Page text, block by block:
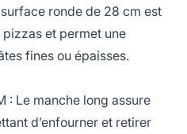
surface ronde de 28 cm est
et permet une
fines ou épaisses.
: Le manche long assure
d’enfourner et retirer